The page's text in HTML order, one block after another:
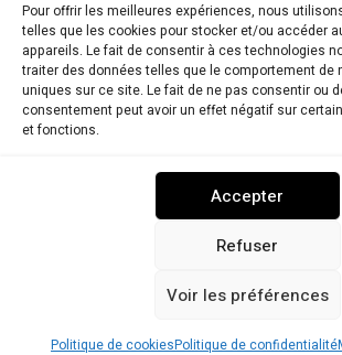
Pour offrir les meilleures expériences, nous
telles que les cookies pour stocker et/ou accéder
appareils. Le fait de consentir à ces technologies
traiter des données telles que le comportement de
uniques sur ce site. Le fait de ne pas consentir ou
consentement peut avoir un effet négatif sur
et fonctions.
Accepter
Refuser
Voir les préférences
Politique de cookiesPolitique de confidentialité
Ryokantravel.fr © Copyright 2025. Tous
MENTIONS LÉGALES POLITIQUE DE
POLITIQUE DE COOKIES (UE) NOUS
RYOKANTRAVEL USA